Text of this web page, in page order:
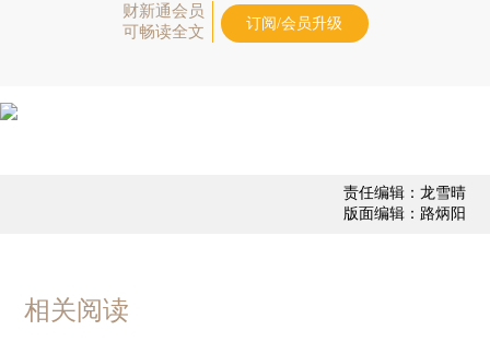
财新通会员
可畅读全文
订阅/会员升级
责任编辑：龙雪晴
版面编辑：路炳阳
相关阅读